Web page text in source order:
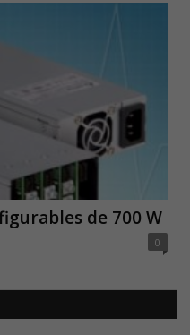
de 700 W
0